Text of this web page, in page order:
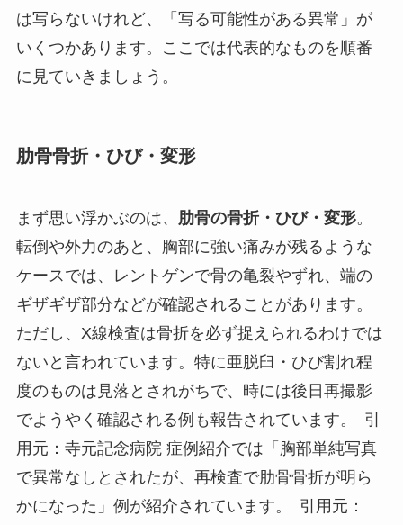
は写らないけれど、「写る可能性がある異常」が
いくつかあります。ここでは代表的なものを順番
に見ていきましょう。
肋骨骨折・ひび・変形
まず思い浮かぶのは、 肋骨の骨折・ひび・変形。
転倒や外力のあと、胸部に強い痛みが残るような
ケースでは、レントゲンで骨の亀裂やずれ、端の
ギザギザ部分などが確認されることがあります。
ただし、X線検査は骨折を必ず捉えられるわけでは
ないと言われています。特に亜脱臼・ひび割れ程
度のものは見落とされがちで、時には後日再撮影
でようやく確認される例も報告されています。 引
用元：寺元記念病院 症例紹介では「胸部単純写真
で異常なしとされたが、再検査で肋骨骨折が明ら
かになった」例が紹介されています。 引用元：